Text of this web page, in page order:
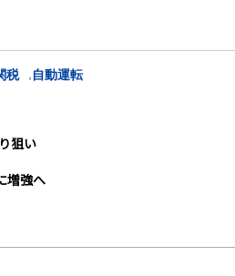
税 自動運転
狙い
増強へ